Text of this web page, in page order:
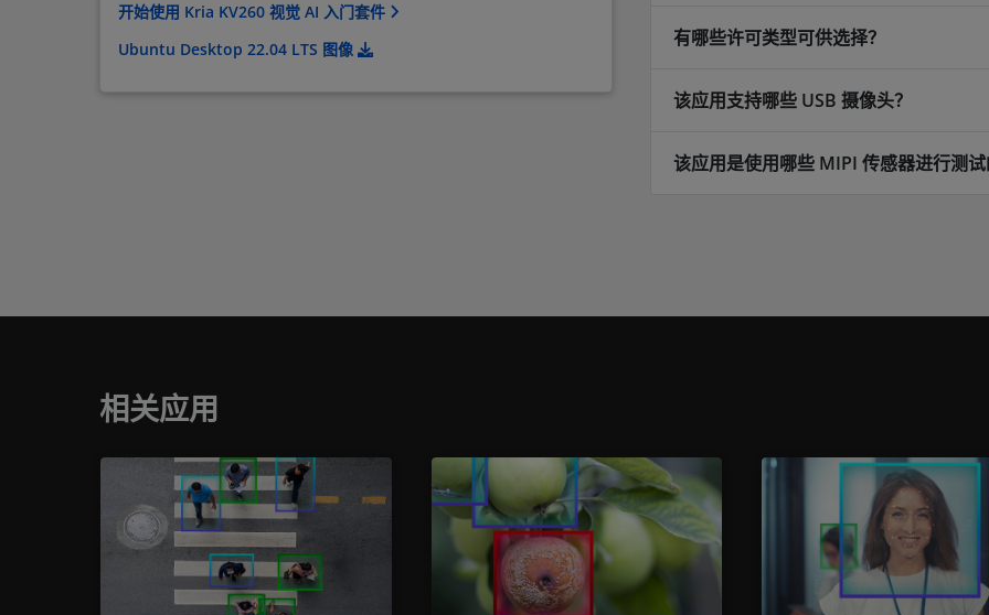
开始使用 Kria KV260 视觉 AI 入门套件
Ubuntu Desktop 22.04 LTS 图像
有哪些许可类型可供选择？
该应用支持哪些 USB 摄像头？
该应用是使用哪些 MIPI 传感器进行测试
相关应用